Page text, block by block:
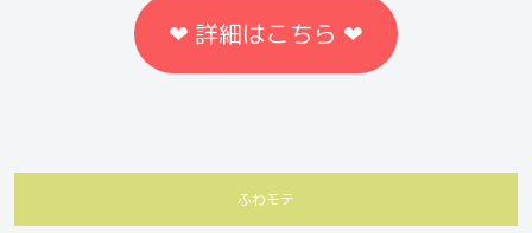
❤︎ 詳細はこちら ❤︎
ふわモテ